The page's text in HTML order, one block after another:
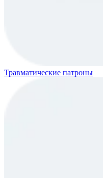
Травматические патроны